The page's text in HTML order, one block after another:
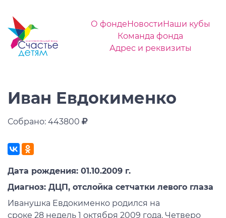
О фондеНовостиНаши кубы
Команда фонда
Адрес и реквизиты
Иван Евдокименко
Собрано: 443800
Дата рождения: 01.10.2009 г.
Диагноз: ДЦП, отслойка сетчатки левого глаза
Иванушка Евдокименко родился на
сроке 28 недель 1 октября 2009 года. Четверо